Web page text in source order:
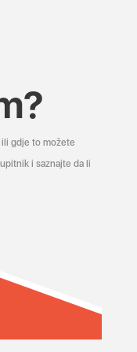
gdje to možete
i saznajte da li